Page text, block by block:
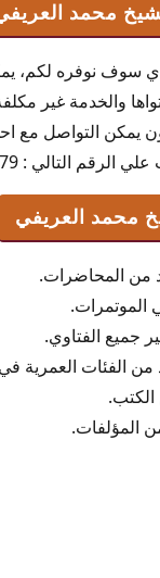
محمد
سوف نوفره لكم،
والخدمة غير
يمكن التواصل مع
التالي : 00966535227779.
محمد العريفي
من المحاضرات.
الموتمرات.
جميع الفتاوي.
من الفئات
الكتب.
المؤلفات.